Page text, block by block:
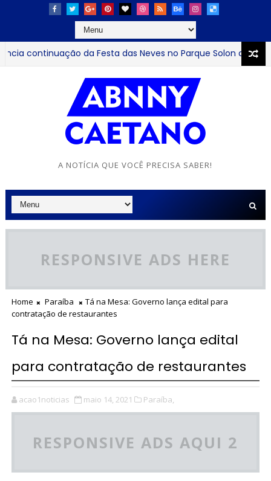
da Festa das Neves no Parque Solon de Lucena
A NOTÍCIA QUE VOCÊ PRECISA SABER!
RESPONSIVE ADS HERE
Home Paraíba
Tá na Mesa: Governo lança edital para
contratação de restaurantes
Tá na Mesa: Governo lança edital
para contratação de restaurantes
acao1noticias maio 14, 2021 Paraíba,
RESPONSIVE ADS AQUI 2